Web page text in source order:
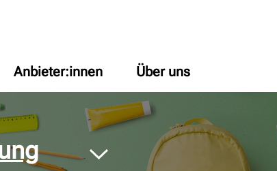
Anbieter:innen Über uns